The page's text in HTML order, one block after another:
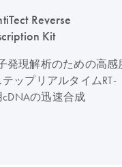
Reverse
Kit
発現解析のための高感
ップリアルタイムRT-
cDNAの迅速合成